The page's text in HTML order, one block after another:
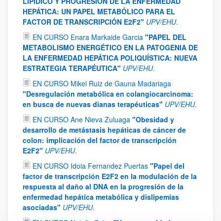
HEPÁTICA: UN PAPEL METABÓLICO PARA EL
FACTOR DE TRANSCRIPCIÓN E2F2" UPV/EHU.
EN CURSO Enara Markaide Garcia "PAPEL DEL
METABOLISMO ENERGÉTICO EN LA PATOGENIA DE
LA ENFERMEDAD HEPÁTICA POLIQUÍSTICA: NUEVA
ESTRATEGIA TERAPÉUTICA" UPV/EHU.
EN CURSO Mikel Ruiz de Gauna Madariaga
"Desregulación metabólica en colangiocarcinoma:
en busca de nuevas dianas terapéuticas" UPV/EHU.
EN CURSO Ane Nieva Zuluaga "Obesidad y
desarrollo de metástasis hepáticas de cáncer de
colon: implicación del factor de transcripción
E2F2" UPV/EHU.
EN CURSO Idoia Fernandez Puertas "Papel del
factor de transcripción E2F2 en la modulación de la
respuesta al daño al DNA en la progresión de la
enfermedad hepática metabólica y dislipemias
asociadas" UPV/EHU.